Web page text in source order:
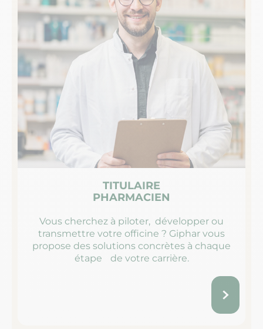
TITULAIRE
PHARMACIEN
Vous cherchez à piloter, développer ou
transmettre votre officine ? Giphar vous
propose des solutions concrètes à chaque
étape de votre carrière.